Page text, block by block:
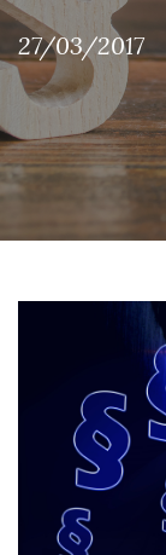
27/03/2017